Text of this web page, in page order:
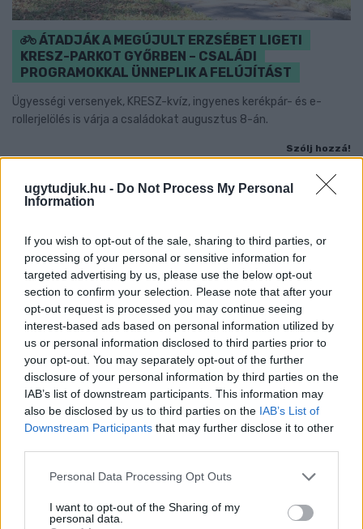
ugytudjuk.hu - Do Not Process My Personal
Information
If you wish to opt-out of the sale, sharing to third parties, or
processing of your personal or sensitive information for
targeted advertising by us, please use the below opt-out
section to confirm your selection. Please note that after your
opt-out request is processed you may continue seeing
interest-based ads based on personal information utilized by
us or personal information disclosed to third parties prior to
your opt-out. You may separately opt-out of the further
disclosure of your personal information by third parties on the
IAB’s list of downstream participants. This information may
also be disclosed by us to third parties on the IAB’s List of
Downstream Participants that may further disclose it to other
Please note that this website/app uses one or more Google
not limited to your visit or usage behaviour. You may click to
grant or deny consent to Google and its third-party tags to
Personal Data Processing Opt Outs
I want to opt-out of the Sharing of my
personal data.
ÁTADJÁK A MEGÚJULT ERZSÉBET LIGETI
KRESZ-PARKOT GYŐRBEN – CSALÁDI
PROGRAMOKKAL ÜNNEPLIK A FELÚJÍTÁST
Ügyességi versenyek, KRESZ-kvíz, ingyenes kerékpár- és e-
rollerjelölés is várja a családokat augusztus 8-án.
Szólj hozzá!
Szólj hozzá!